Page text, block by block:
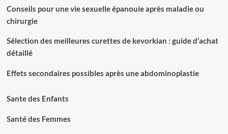
Conseils pour une vie sexuelle épanouie après maladie ou
chirurgie
Sélection des meilleures curettes de kevorkian : guide d’achat
détaillé
Effets secondaires possibles après une abdominoplastie
Sante des Enfants
Santé des Femmes